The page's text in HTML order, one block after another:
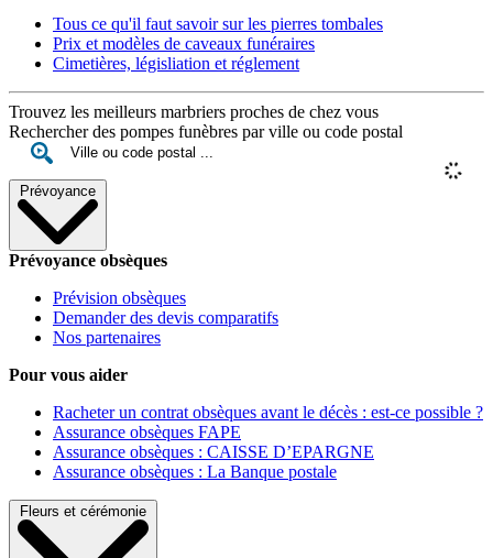
Tous ce qu'il faut savoir sur les pierres tombales
Prix et modèles de caveaux funéraires
Cimetières, législiation et réglement
Trouvez les meilleurs marbriers proches de chez vous
Rechercher des pompes funèbres par ville ou code postal
Prévoyance
Prévoyance obsèques
Prévision obsèques
Demander des devis comparatifs
Nos partenaires
Pour vous aider
Racheter un contrat obsèques avant le décès : est-ce possible ?
Assurance obsèques FAPE
Assurance obsèques : CAISSE D’EPARGNE
Assurance obsèques : La Banque postale
Fleurs et cérémonie